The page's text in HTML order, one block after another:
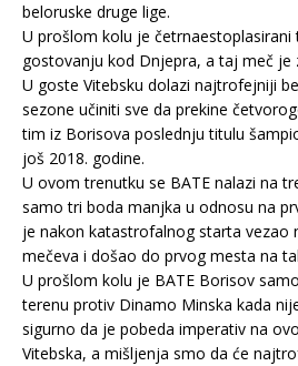
beloruske druge lige.
U prošlom kolu je četrnaestoplasirani
gostovanju kod Dnjepra, a taj meč je
U goste Vitebsku dolazi najtrofejniji
sezone učiniti sve da prekine
tim iz Borisova poslednju titulu
još 2018. godine.
U ovom trenutku se BATE nalazi na
samo tri boda manjka u odnosu na
je nakon katastrofalnog starta vezao
mečeva i došao do prvog mesta na
U prošlom kolu je BATE Borisov
terenu protiv Dinamo Minska kada
sigurno da je pobeda imperativ na
Vitebska, a mišljenja smo da će